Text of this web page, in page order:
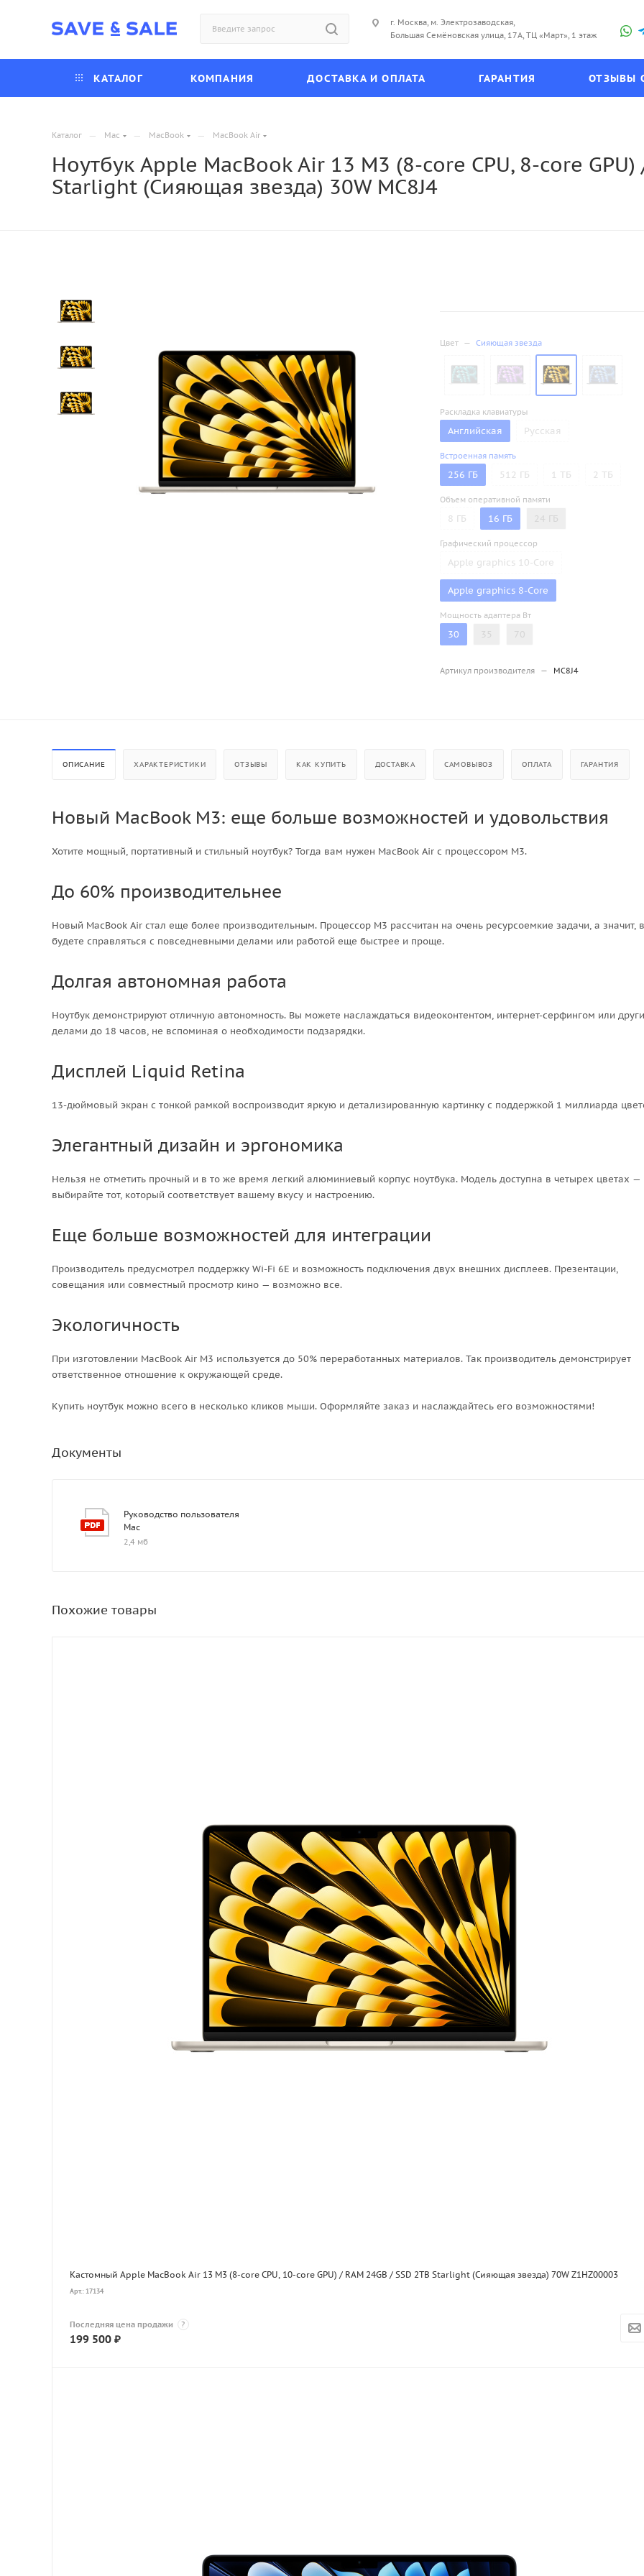
г. Москва, м. Электрозаводская,
Большая Семёновская улица, 17А, ТЦ «Март», 1 этаж
КАТАЛОГ КОМПАНИЯ ДОСТАВКА И ОПЛАТА ГАРАНТИЯ ОТЗЫВЫ
Каталог — Mac — MacBook — MacBook Air
Ноутбук Apple MacBook Air 13 M3 (8-core CPU, 8-core GPU)
Starlight (Сияющая звезда) 30W MC8J4
Цвет — Сияющая звезда
Раскладка клавиатуры
Английская Русская
Встроенная память
256 ГБ 512 ГБ 1 ТБ 2 ТБ
Объем оперативной памяти
8 ГБ 16 ГБ 24 ГБ
Графический процессор
Apple graphics 10-Core
Apple graphics 8-Core
Мощность адаптера Вт
30 35 70
Артикул производителя — MC8J4
ОПИСАНИЕ ХАРАКТЕРИСТИКИ ОТЗЫВЫ КАК КУПИТЬ ДОСТАВКА САМОВЫВОЗ ОПЛАТА ГАРАНТИЯ
Новый MacBook M3: еще больше возможностей и удовольствия
Хотите мощный, портативный и стильный ноутбук? Тогда вам нужен MacBook Air с процессором M3.
До 60% производительнее
Новый MacBook Air стал еще более производительным. Процессор M3 рассчитан на очень ресурсоемкие задачи, а значит,
будете справляться с повседневными делами или работой еще быстрее и проще.
Долгая автономная работа
Ноутбук демонстрируют отличную автономность. Вы можете наслаждаться видеоконтентом, интернет-серфингом или
делами до 18 часов, не вспоминая о необходимости подзарядки.
Дисплей Liquid Retina
13-дюймовый экран с тонкой рамкой воспроизводит яркую и детализированную картинку с поддержкой 1 миллиарда
Элегантный дизайн и эргономика
Нельзя не отметить прочный и в то же время легкий алюминиевый корпус ноутбука. Модель доступна в четырех цветах —
выбирайте тот, который соответствует вашему вкусу и настроению.
Еще больше возможностей для интеграции
Производитель предусмотрел поддержку Wi-Fi 6E и возможность подключения двух внешних дисплеев. Презентации,
совещания или совместный просмотр кино — возможно все.
Экологичность
При изготовлении MacBook Air M3 используется до 50% переработанных материалов. Так производитель демонстрирует
ответственное отношение к окружающей среде.
Купить ноутбук можно всего в несколько кликов мыши. Оформляйте заказ и наслаждайтесь его возможностями!
Документы
Руководство пользователя
Mac
2,4 мб
Похожие товары
Кастомный Apple MacBook Air 13 M3 (8-core CPU, 10-core GPU) / RAM 24GB / SSD 2TB Starlight (Сияющая звезда) 70W Z1HZ00003
Арт.: 17134
Последняя цена продажи ?
199 500 ₽